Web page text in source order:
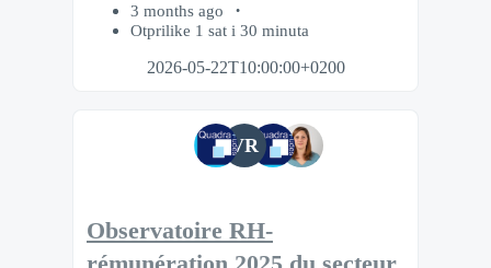
3 months ago
Otprilike 1 sat i 30 minuta
2026-05-22T10:00:00+0200
VR
Observatoire RH-